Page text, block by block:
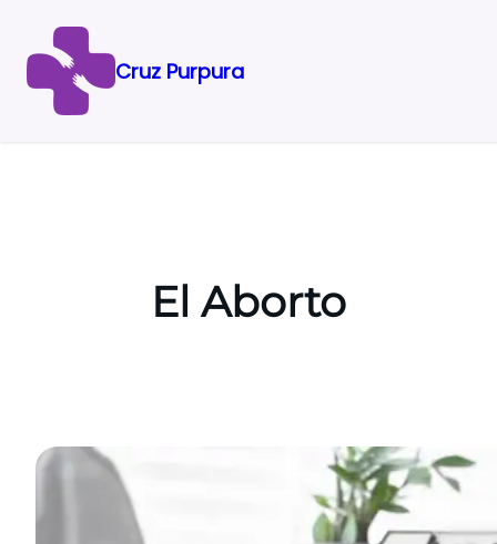
Saltar
Cruz Purpura
El Aborto